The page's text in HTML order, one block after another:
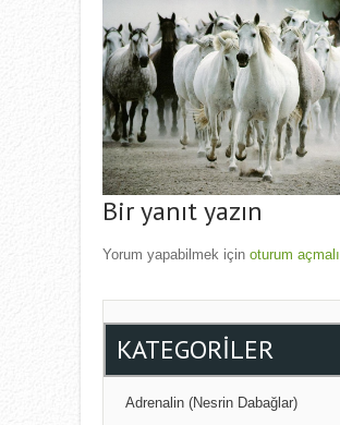
Bir yanıt yazın
Yorum yapabilmek için oturum
KATEGORILER
Adrenalin (Nesrin Dabağlar)